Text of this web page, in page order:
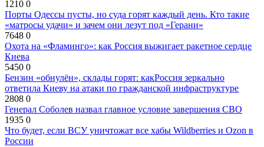
1210 0
Порты Одессы пусты, но суда горят каждый день. Кто такие
«матросы удачи» и зачем они лезут под «Герани»
7648 0
Охота на «Фламинго»: как Россия выжигает ракетное сердце
Киева
5450 0
Бензин «обнулён», склады горят: какРоссия зеркально
ответила Киеву на атаки по гражданской инфраструктуре
2808 0
Генерал Соболев назвал главное условие завершения СВО
1935 0
Что будет, если ВСУ уничтожат все хабы Wildberries и Ozon в
России